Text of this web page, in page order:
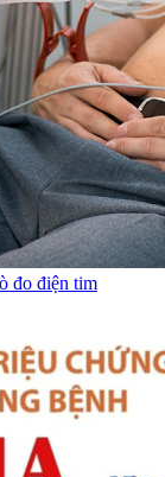
đo điện tim